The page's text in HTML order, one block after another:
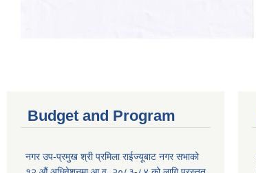
Budget and Program
नगर उप-प्रमुख श्री प्रमिला राईज्यूबाट नगर सभाको